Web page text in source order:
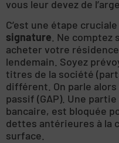
vous leur devez de
C’est une étape
signature . Ne
acheter votre
lendemain. Soyez
titres de la société
différent. On parle
passif (GAP). Une
bancaire, est bloquée
dettes antérieures à la
surface.